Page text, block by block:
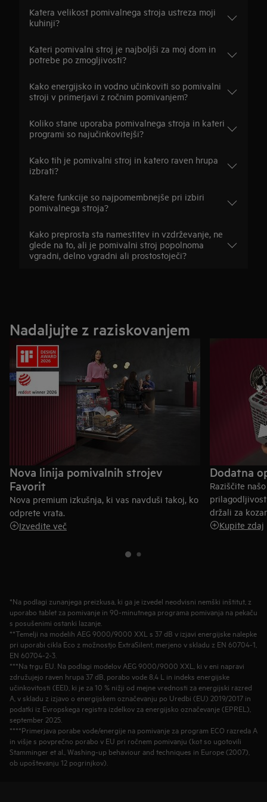
Katera velikost pomivalnega stroja ustreza moji
kuhinji?
Kateri pomivalni stroj je najboljši za moj dom in
potrebe po zmogljivosti?
Kako energijsko in vodno učinkoviti so pomivalni
stroji v primerjavi z ročnim pomivanjem?
Koliko stane uporaba pomivalnega stroja in kateri
programi so najučinkovitejši?
Kako tih je pomivalni stroj in katero raven hrupa
izbrati?
Katere funkcije so najpomembnejše pri izbiri
pomivalnega stroja?
Kako preprosta sta namestitev in vzdrževanje, ne
glede na to, ali je pomivalni stroj popolnoma
vgradni, delno vgradni ali prostostoječi?
Nadaljujte z raziskovanjem
Nova linija pomivalnih strojev
Favorit
Nova premium izkušnja, ki vas navduši takoj, ko
odprete vrata.
Izvedite več
Dodatna
Raziščite
držali za
Kupite zdaj
*Na podlagi zunanjega preizkusa, ki ga je izvedel neodvisni nemški inštitut, z
uporabo tablet za pomivanje in 90-minutnega programa pomivanja na pekaču
s posušenimi ostanki lazanje.
**Temelji na modelih AEG 9000/9000 XXL s 37 dB v izjavi energijske nalepke
pri uporabi cikla Eco z možnostjo ExtraSilent, merjeno v skladu z EN 60704-1,
EN 60704-2-3.
***Na trgu EU. Na podlagi modelov AEG 9000/9000 XXL, ki v eni napravi
združujejo raven hrupa 37 dB, porabo vode 8,4 L in indeks energijske
učinkovitosti (EEI), ki je za 10 % nižji od mejne vrednosti za energijski razred
A, v skladu z izjavo o energijskem označevanju po Uredbi (EU) 2019/2017 in
podatki iz Evropskega registra izdelkov za energijsko označevanje (EPREL),
september 2025.
****Primerjava porabe vode/energije na pomivanje za program ECO razreda A
in višje s povprečno porabo v EU pri ročnem pomivanju (kot so ugotovili
Stamminger et al., Washing-up behaviour and techniques in Europe (2007),
ob upoštevanju 12 pogrinjkov).